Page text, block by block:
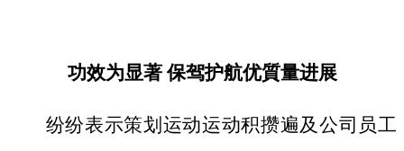
功效为显著 保驾护航优質量进展
纷纷表示策划运动运动积攒遍及公司员工